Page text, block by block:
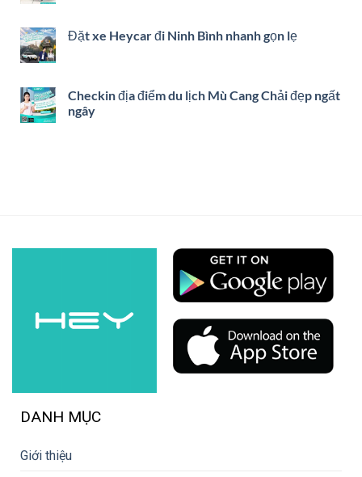
Đặt xe Heycar đi Ninh Bình nhanh gọn lẹ
Checkin địa điểm du lịch Mù Cang Chải đẹp ngất
ngây
DANH MỤC
Giới thiệu